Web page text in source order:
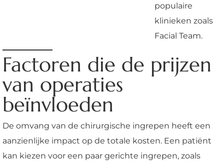
populaire
klinieken zoals
Facial Team.
Factoren die de prijzen
van operaties
beïnvloeden
De omvang van de chirurgische ingrepen heeft een
aanzienlijke impact op de totale kosten. Een patiënt
kan kiezen voor een paar gerichte ingrepen, zoals